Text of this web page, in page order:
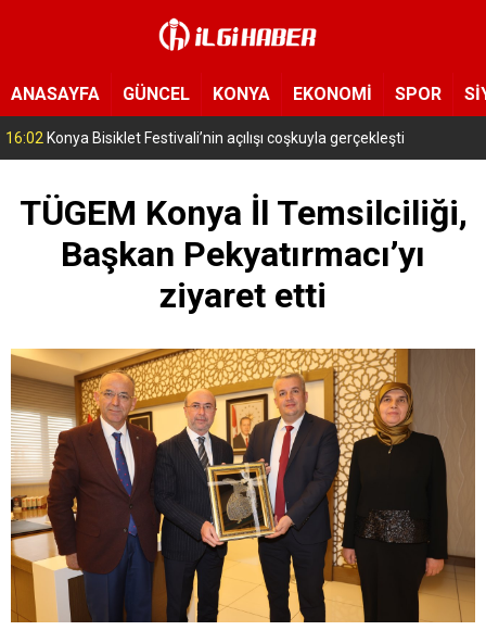
ANASAYFA GÜNCEL KONYA EKONOMİ SPOR
15:11 Konya’da zabıta ve polis sahada! Toplu taşıma araçları tek tek
TÜGEM Konya İl Temsilciliği,
Başkan Pekyatırmacı’yı
ziyaret etti